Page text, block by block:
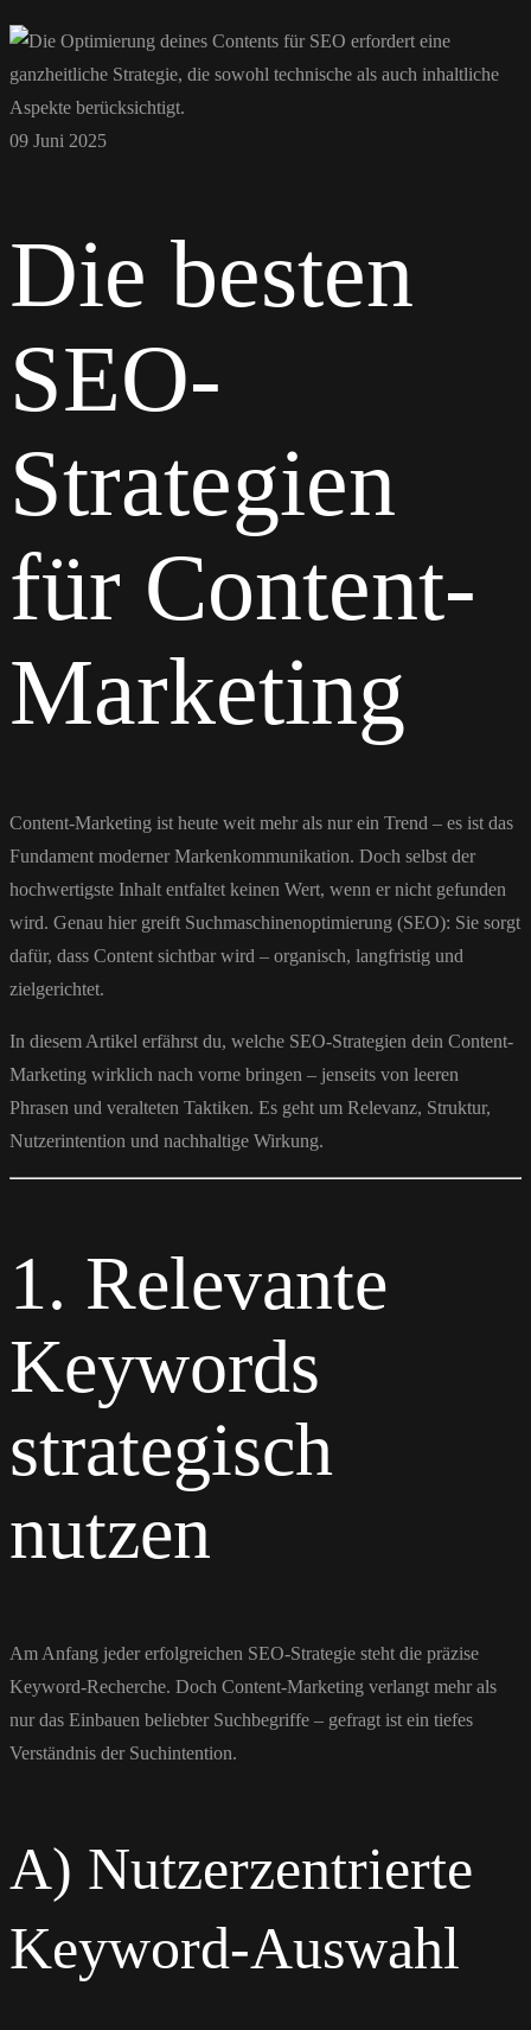
09 Juni 2025
Die besten
SEO-
Strategien
für Content-
Marketing
Content-Marketing ist heute weit mehr als nur ein Trend – es ist das
Fundament moderner Markenkommunikation. Doch selbst der
hochwertigste Inhalt entfaltet keinen Wert, wenn er nicht gefunden
wird. Genau hier greift Suchmaschinenoptimierung (SEO): Sie sorgt
dafür, dass Content sichtbar wird – organisch, langfristig und
zielgerichtet.
In diesem Artikel erfährst du, welche SEO-Strategien dein Content-
Marketing wirklich nach vorne bringen – jenseits von leeren
Phrasen und veralteten Taktiken. Es geht um Relevanz, Struktur,
Nutzerintention und nachhaltige Wirkung.
1. Relevante
Keywords
strategisch
nutzen
Am Anfang jeder erfolgreichen SEO-Strategie steht die präzise
Keyword-Recherche. Doch Content-Marketing verlangt mehr als
nur das Einbauen beliebter Suchbegriffe – gefragt ist ein tiefes
Verständnis der Suchintention.
A) Nutzerzentrierte
Keyword-Auswahl